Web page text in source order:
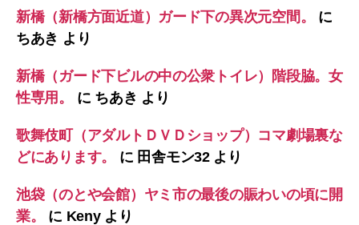
新橋（新橋方面近道）ガード下の異次元空間。
に
ちあき より
新橋（ガード下ビルの中の公衆トイレ）階段脇。女
性専用。
に ちあき より
歌舞伎町（アダルトＤＶＤショップ）コマ劇場裏な
どにあります。
に 田舎モン32より
池袋（のとや会館）ヤミ市の最後の賑わいの頃に開
業。
に Kenyより